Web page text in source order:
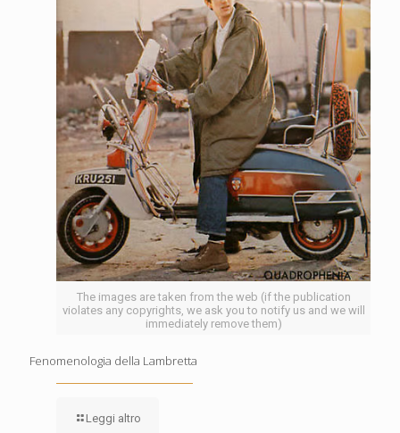
The images are taken from the web (if the publication
violates any copyrights, we ask you to notify us and we will
immediately remove them)
Fenomenologia della Lambretta
Leggi altro